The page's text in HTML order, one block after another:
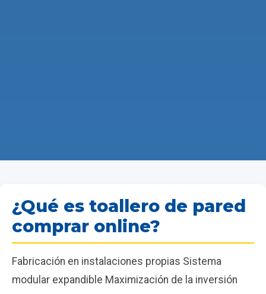
¿Qué es toallero de pared
comprar online?
Fabricación en instalaciones propias Sistema
modular expandible Maximización de la inversión